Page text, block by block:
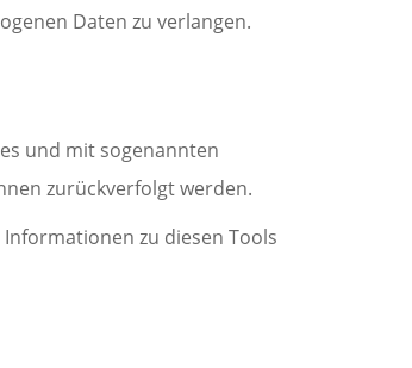
Daten zu verlangen.
und mit sogenannten
zurückverfolgt werden.
zu diesen Tools